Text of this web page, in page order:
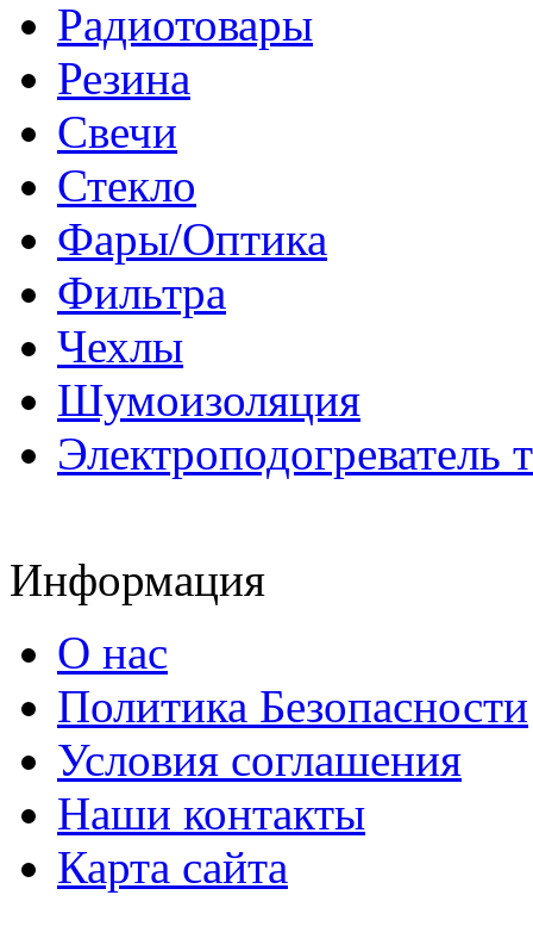
Радиотовары
Резина
Свечи
Стекло
Фары/Оптика
Фильтра
Чехлы
Шумоизоляция
Электроподогреватель
Информация
О нас
Политика Безопасности
Условия соглашения
Наши контакты
Карта сайта